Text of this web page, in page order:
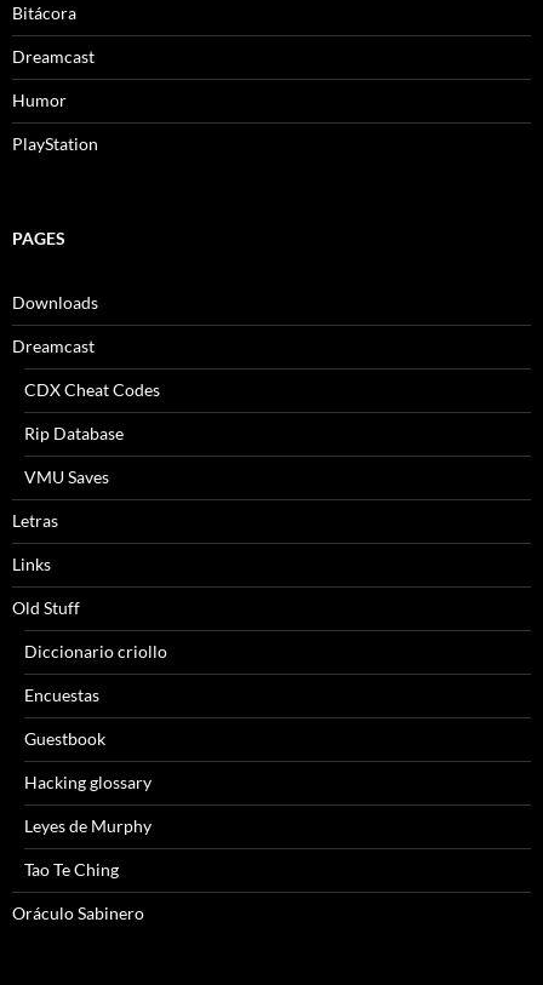
Bitácora
Dreamcast
Humor
PlayStation
PAGES
Downloads
Dreamcast
CDX Cheat Codes
Rip Database
VMU Saves
Letras
Links
Old Stuff
Diccionario criollo
Encuestas
Guestbook
Hacking glossary
Leyes de Murphy
Tao Te Ching
Oráculo Sabinero